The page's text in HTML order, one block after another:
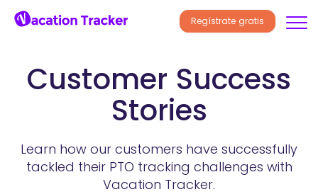
Regístrate gratis
Customer Success
Stories
Learn how our customers have successfully
tackled their PTO tracking challenges with
Vacation Tracker.